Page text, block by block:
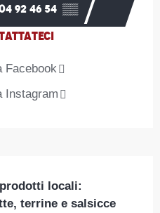
92 46 54 ▒▒
Facebook
Instagram
locali:
terrine e salsicce